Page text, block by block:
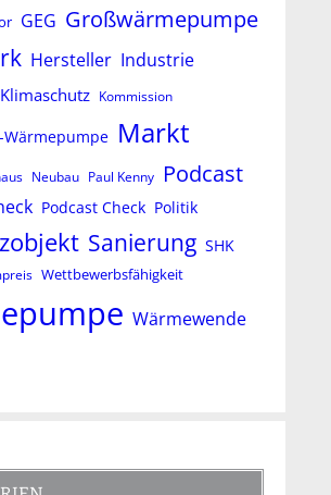
GEG Großwärmepumpe
Hersteller Industrie
Klimaschutz Kommission
Wärmepumpe Markt
Neubau Paul Kenny Podcast
Podcast Check Politik
Sanierung SHK
Wettbewerbsfähigkeit
Wärmewende